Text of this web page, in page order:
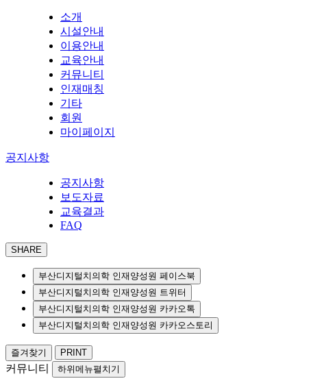
소개
시설안내
이용안내
교육안내
커뮤니티
인재매칭
기타
회원
마이페이지
공지사항
공지사항
보도자료
교육결과
FAQ
SHARE
부산디지털치의학 인재양성원 페이스북
부산디지털치의학 인재양성원 트위터
부산디지털치의학 인재양성원 카카오톡
부산디지털치의학 인재양성원 카카오스토리
즐겨찾기 PRINT
커뮤니티 하위메뉴펼치기